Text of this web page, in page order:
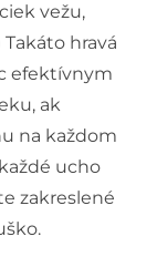
vežu,
hravá
efektívnym
ak
na každom
ucho
zakreslené